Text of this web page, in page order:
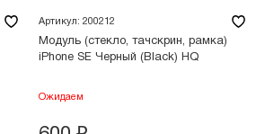
Артикул: 200212
Модуль (стекло, тачскрин, рамка)
iPhone SE Черный (Black) HQ
Ожидаем